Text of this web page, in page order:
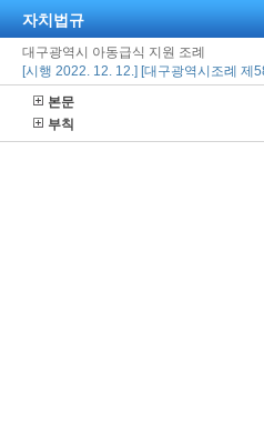
자치법규
대구광역시 아동급식 지원 조례
[시행 2022. 12. 12.] [대구광역시조례 제
본문
부칙